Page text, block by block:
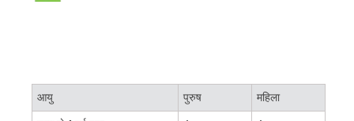
आयु पुरुष
महिला